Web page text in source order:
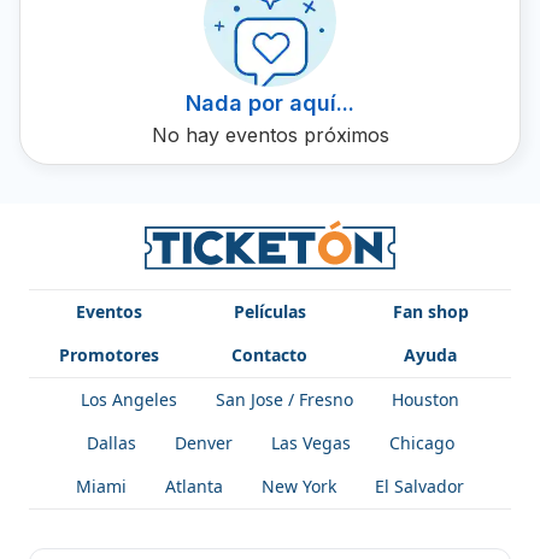
ninguna de sus impactantes actuaciones. Compre su
boleto hoy y sea parte de una experiencia musical
Nada por aquí...
No hay eventos próximos
Eventos Películas
Fan shop
Promotores
Contacto
Ayuda
Los Angeles
San Jose / Fresno
Houston
Dallas
Denver Las Vegas
Chicago
Miami
Atlanta New York El Salvador